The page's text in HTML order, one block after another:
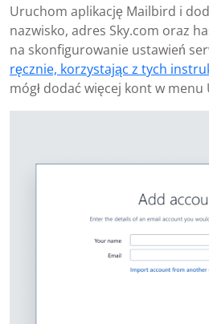
Uruchom aplikację Mailbird i
nazwisko, adres Sky.com oraz
na skonfigurowanie ustawień
ręcznie, korzystając z tych
mógł dodać więcej kont w menu